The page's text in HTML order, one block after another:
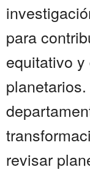
para
equitativo
revisar